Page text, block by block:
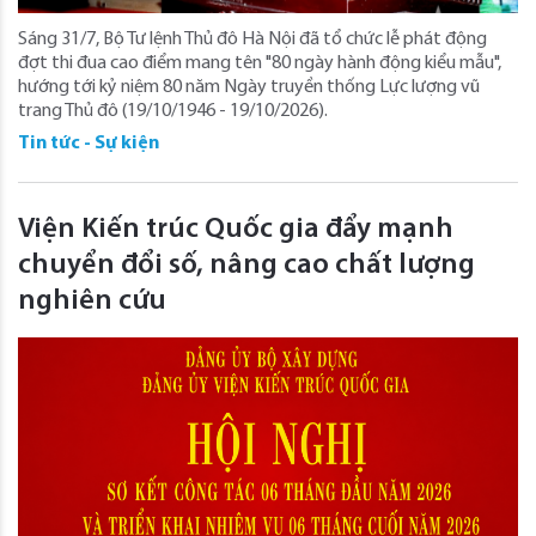
Sáng 31/7, Bộ Tư lệnh Thủ đô Hà Nội đã tổ chức lễ phát động
đợt thi đua cao điểm mang tên "80 ngày hành động kiểu mẫu",
hướng tới kỷ niệm 80 năm Ngày truyền thống Lực lượng vũ
trang Thủ đô (19/10/1946 - 19/10/2026).
Tin tức - Sự kiện
Viện Kiến trúc Quốc gia đẩy mạnh
chuyển đổi số, nâng cao chất lượng
nghiên cứu